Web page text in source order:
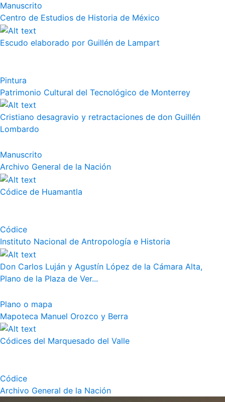
Manuscrito
Centro de Estudios de Historia de México
Escudo elaborado por Guillén de Lampart
Pintura
Patrimonio Cultural del Tecnológico de Monterrey
Cristiano desagravio y retractaciones de don Guillén
Lombardo
Manuscrito
Archivo General de la Nación
Códice de Huamantla
Códice
Instituto Nacional de Antropología e Historia
Don Carlos Luján y Agustín López de la Cámara Alta,
Plano de la Plaza de Ver...
Plano o mapa
Mapoteca Manuel Orozco y Berra
Códices del Marquesado del Valle
Códice
Archivo General de la Nación